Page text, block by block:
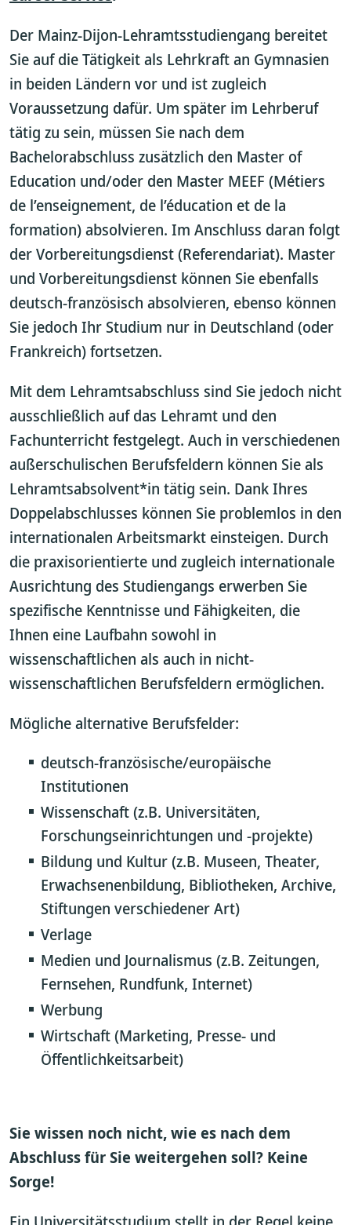
Der Mainz-Dijon-Lehramtsstudiengang bereitet
Sie auf die Tätigkeit als Lehrkraft an Gymnasien
in beiden Ländern vor und ist zugleich
Voraussetzung dafür. Um später im Lehrberuf
tätig zu sein, müssen Sie nach dem
Bachelorabschluss zusätzlich den Master of
Education und/oder den Master MEEF (Métiers
de l’enseignement, de l’éducation et de la
formation) absolvieren. Im Anschluss daran folgt
der Vorbereitungsdienst (Referendariat). Master
und Vorbereitungsdienst können Sie ebenfalls
deutsch-französisch absolvieren, ebenso können
Sie jedoch Ihr Studium nur in Deutschland (oder
Frankreich) fortsetzen.
Mit dem Lehramtsabschluss sind Sie jedoch nicht
ausschließlich auf das Lehramt und den
Fachunterricht festgelegt. Auch in verschiedenen
außerschulischen Berufsfeldern können Sie als
Lehramtsabsolvent*in tätig sein. Dank Ihres
Doppelabschlusses können Sie problemlos in den
internationalen Arbeitsmarkt einsteigen. Durch
die praxisorientierte und zugleich internationale
Ausrichtung des Studiengangs erwerben Sie
spezifische Kenntnisse und Fähigkeiten, die
Ihnen eine Laufbahn sowohl in
wissenschaftlichen als auch in nicht-
wissenschaftlichen Berufsfeldern ermöglichen.
Mögliche alternative Berufsfelder:
deutsch-französische/europäische
Institutionen
Wissenschaft (z.B. Universitäten,
Forschungseinrichtungen und -projekte)
Bildung und Kultur (z.B. Museen, Theater,
Erwachsenenbildung, Bibliotheken, Archive,
Stiftungen verschiedener Art)
Verlage
Medien und Journalismus (z.B. Zeitungen,
Fernsehen, Rundfunk, Internet)
Werbung
Wirtschaft (Marketing, Presse- und
Öffentlichkeitsarbeit)
Sie wissen noch nicht, wie es nach dem
Abschluss für Sie weitergehen soll? Keine
Sorge!